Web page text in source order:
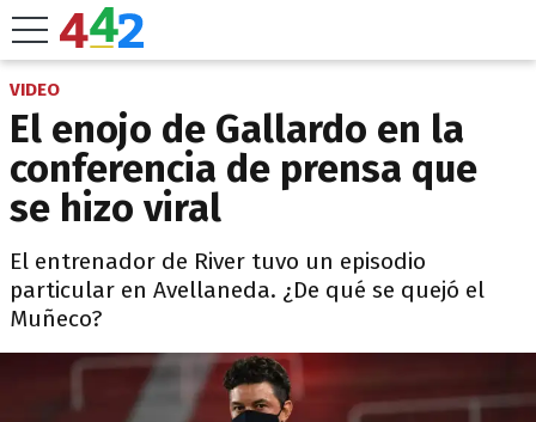
VIDEO
El enojo de Gallardo en la
conferencia de prensa que
se hizo viral
El entrenador de River tuvo un episodio
particular en Avellaneda. ¿De qué se quejó el
Muñeco?